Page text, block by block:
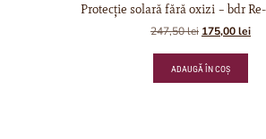
Protecție solară fără oxizi – bdr
247,50lei 175,00lei
ADAUGĂ ÎN COȘ